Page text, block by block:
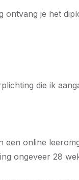
ontvang je het
die ik
een online
ongeveer 28